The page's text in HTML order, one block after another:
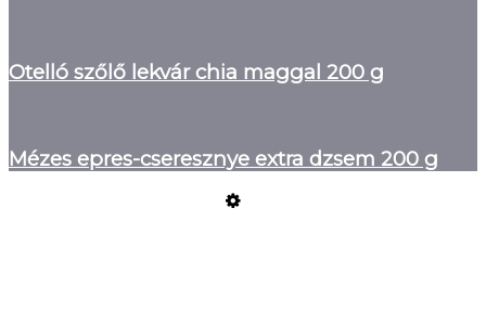
Otelló szőlő lekvár chia maggal 200 g
Mézes epres-cseresznye extra dzsem 200 g